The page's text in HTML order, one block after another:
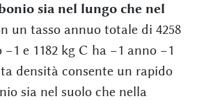
sia nel lungo che nel
un tasso annuo totale di 4258
e 1182 kg C ha −1 anno −1
densità consente un rapido
sia nel suolo che nella